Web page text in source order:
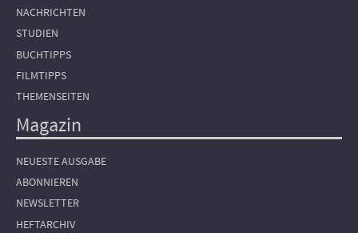
NACHRICHTEN
STUDIEN
BUCHTIPPS
FILMTIPPS
THEMENSEITEN
Magazin
NEUESTE AUSGABE
ABONNIEREN
NEWSLETTER
HEFTARCHIV